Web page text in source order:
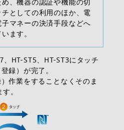
、機器の認証や機能の切
としての利用のほか、電
マネーの決済手段などへ
ます。
、HT-ST5、HT-ST3にタッチ
録）が完了。
作業をすることなくそのま
。